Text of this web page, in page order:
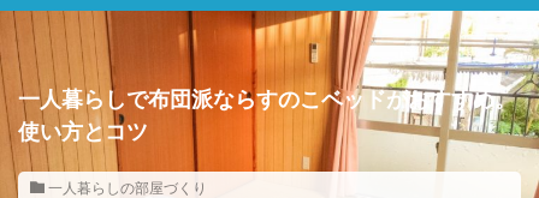
一人暮らしで布団派ならすのこベッドがおすすめ。
使い方とコツ
一人暮らしの部屋づくり